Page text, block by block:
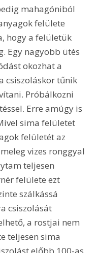
mahagóniból
felülete
hogy a felületük
Egy nagyobb ütés
okozhat a
csiszoláskor tűnik
Próbálkozni
Erre amúgy is
sima felületet
felületét az
vizes ronggyal
teljesen
felülete ezt
szálkássá
csiszolását
a rostjai nem
teljesen sima
előbb 100-as,